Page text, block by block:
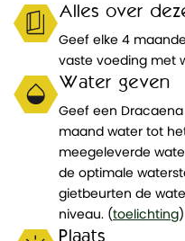
Alles over
Geef elke 4
vaste voeding met
Water geven
Geef een
maand water tot
meegeleverde
de optimale
gietbeurten de
niveau. (toelichting)
Plaats